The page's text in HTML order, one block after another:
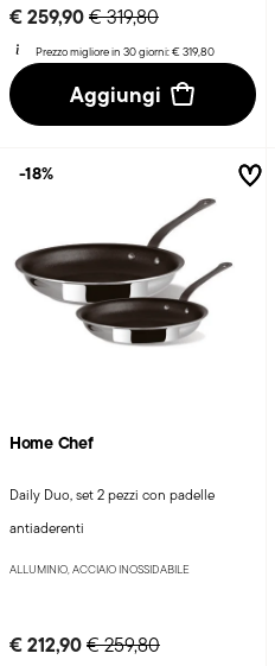
€ 259,90Price reduced from
€ 319,80to
Prezzo migliore in 30 giorni:€ 319,80
Aggiungi
Home Chef
Daily Duo, set 2 pezzi con padelle
antiaderenti
ALLUMINIO, ACCIAIO INOSSIDABILE
€ 212,90Price reduced from
€ 259,80to
-18%